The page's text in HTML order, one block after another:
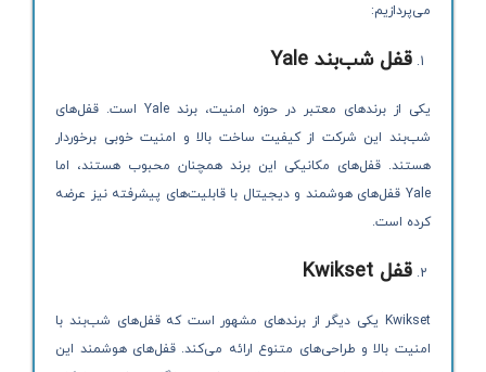
می‌پردازیم:
قفل شب‌بند Yale
یکی از برندهای معتبر در حوزه امنیت، برند Yale است. قفل‌های
شب‌بند این شرکت از کیفیت ساخت بالا و امنیت خوبی برخوردار
هستند. قفل‌های مکانیکی این برند همچنان محبوب هستند، اما
Yale قفل‌های هوشمند و دیجیتال با قابلیت‌های پیشرفته نیز عرضه
کرده است.
قفل Kwikset
Kwikset یکی دیگر از برندهای مشهور است که قفل‌های شب‌بند با
امنیت بالا و طراحی‌های متنوع ارائه می‌کند. قفل‌های هوشمند این